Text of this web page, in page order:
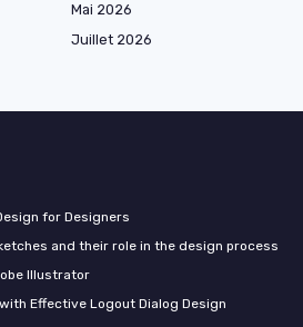
Mai 2026
Juillet 2026
for Designers
and their role in the design process
Illustrator
Effective Logout Dialog Design